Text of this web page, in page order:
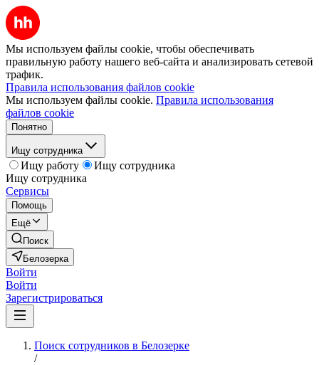
Мы используем файлы cookie, чтобы обеспечивать
правильную работу нашего веб-сайта и анализировать сетевой
трафик.
Правила использования файлов cookie
Мы используем файлы cookie. Правила использования
файлов cookie
Понятно
Ищу сотрудника
Ищу работу
Ищу сотрудника
Ищу сотрудника
Сервисы
Помощь
Ещё
Поиск
Белозерка
Войти
Войти
Зарегистрироваться
Поиск сотрудников в Белозерке
/